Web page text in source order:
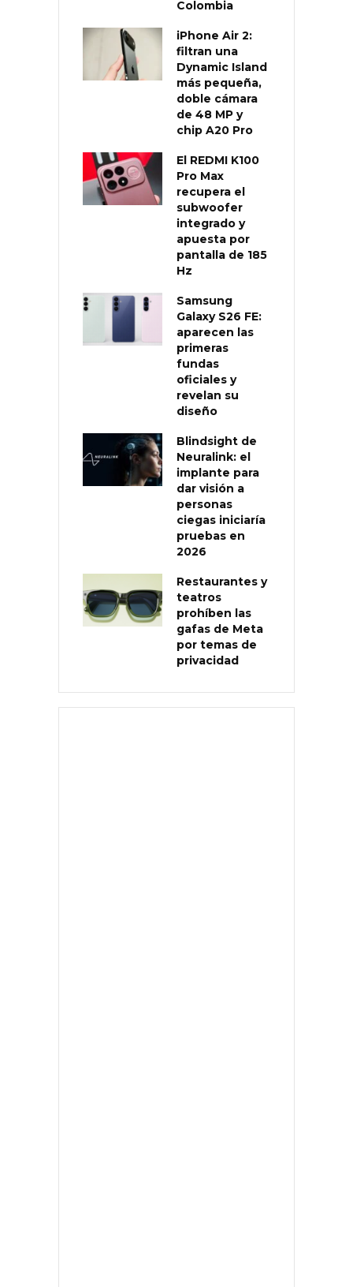
Colombia
iPhone Air 2:
filtran una
Dynamic Island
más pequeña,
doble cámara
de 48 MP y
chip A20 Pro
El REDMI K100
Pro Max
recupera el
subwoofer
integrado y
apuesta por
pantalla de 185
Hz
Samsung
Galaxy S26 FE:
aparecen las
primeras
fundas
oficiales y
revelan su
diseño
Blindsight de
Neuralink: el
implante para
dar visión a
personas
ciegas iniciaría
pruebas en
2026
Restaurantes y
teatros
prohíben las
gafas de Meta
por temas de
privacidad